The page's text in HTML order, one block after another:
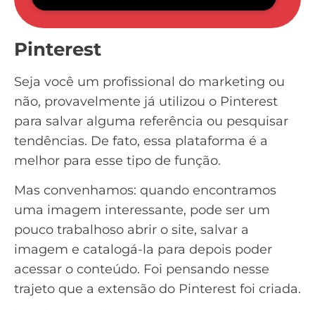
Pinterest
Seja você um profissional do marketing ou
não, provavelmente já utilizou o Pinterest
para salvar alguma referência ou pesquisar
tendências. De fato, essa plataforma é a
melhor para esse tipo de função.
Mas convenhamos: quando encontramos
uma imagem interessante, pode ser um
pouco trabalhoso abrir o site, salvar a
imagem e catalogá-la para depois poder
acessar o conteúdo. Foi pensando nesse
trajeto que a extensão do Pinterest foi criada.